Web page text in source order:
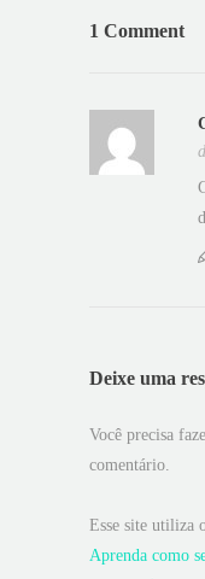
1 Comment
Deixe uma
Você precisa
comentário.
Esse site utiliza
Aprenda como